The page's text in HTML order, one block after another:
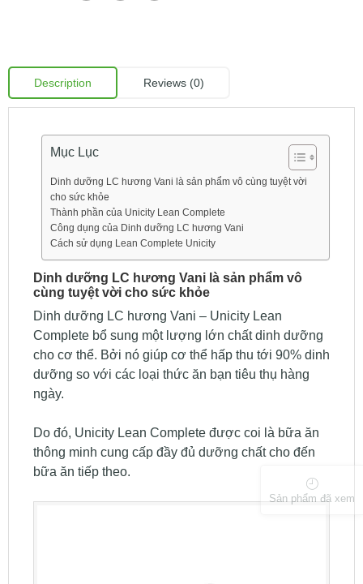
Description Reviews (0)
Mục Lục
Dinh dưỡng LC hương Vani là sản phẩm vô cùng tuyệt vời
cho sức khỏe
Thành phần của Unicity Lean Complete
Công dụng của Dinh dưỡng LC hương Vani
Cách sử dụng Lean Complete Unicity
Dinh dưỡng LC hương Vani là sản phẩm vô
cùng tuyệt vời cho sức khỏe
Dinh dưỡng LC hương Vani – Unicity Lean
Complete bổ sung một lượng lớn chất dinh dưỡng
cho cơ thể. Bởi nó giúp cơ thể hấp thu tới 90% dinh
dưỡng so với các loại thức ăn bạn tiêu thụ hàng
ngày.
Do đó, Unicity Lean Complete được coi là bữa ăn
thông minh cung cấp đầy đủ dưỡng chất cho đến
bữa ăn tiếp theo.
Sản phẩm đã xem